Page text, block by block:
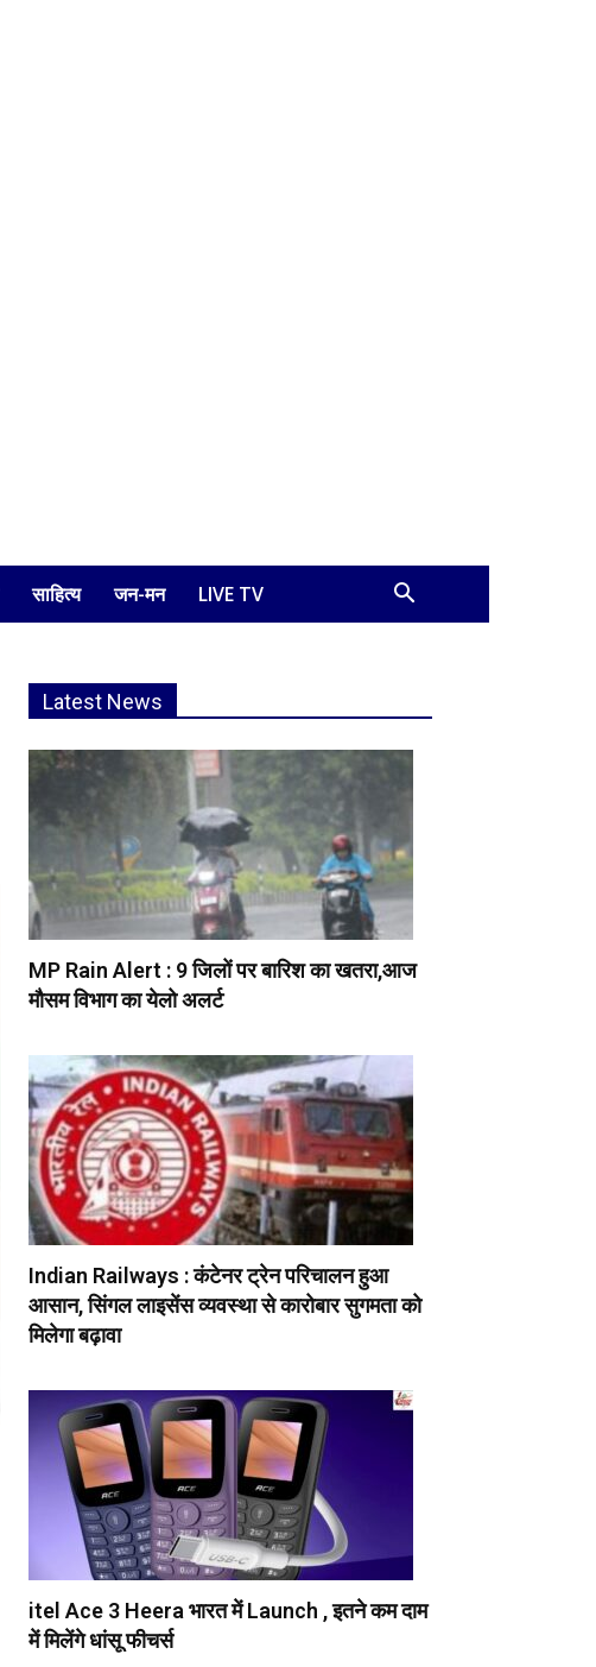
साहित्य जन-मन LIVE TV
Latest News
MP Rain Alert : 9 जिलों पर बारिश का खतरा,आज
मौसम विभाग का येलो अलर्ट
Indian Railways : कंटेनर ट्रेन परिचालन हुआ
आसान, सिंगल लाइसेंस व्यवस्था से कारोबार सुगमता को
मिलेगा बढ़ावा
itel Ace 3 Heera भारत में Launch , इतने कम दाम
में मिलेंगे धांसू फीचर्स